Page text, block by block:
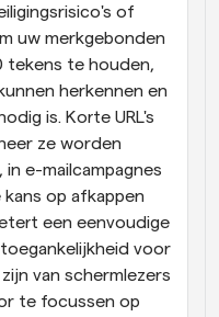
of
uw merkgebonden
tekens te houden,
herkennen en
is. Korte URL's
ze worden
e-mailcampagnes
op afkappen
een eenvoudige
voor
van schermlezers
te focussen op